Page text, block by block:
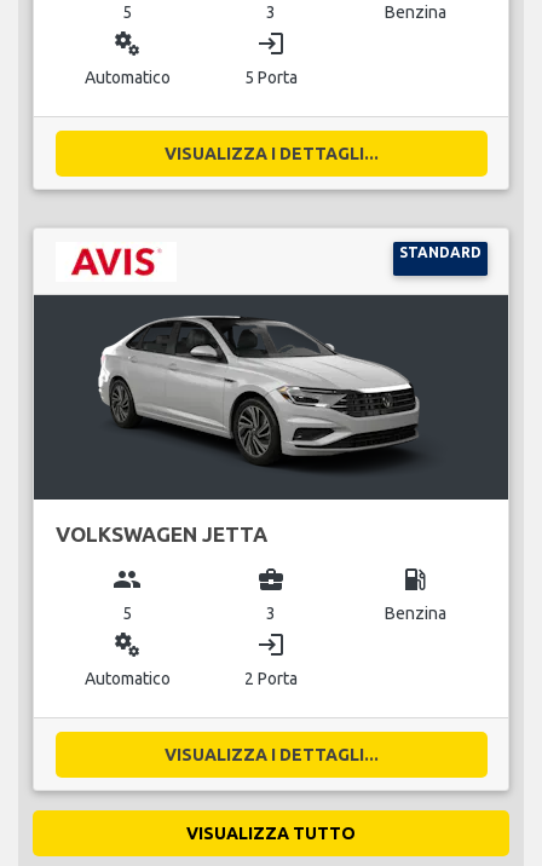
5 3 Benzina
miscellaneous_services
Automatico
login
5 Porta
VISUALIZZA I DETTAGLI...
STANDARD
VOLKSWAGEN JETTA
group
5
business_center
3
local_gas_station
Benzina
miscellaneous_services
Automatico
login
2 Porta
VISUALIZZA I DETTAGLI...
VISUALIZZA TUTTO